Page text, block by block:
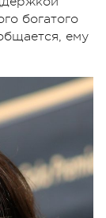
богатого
ему